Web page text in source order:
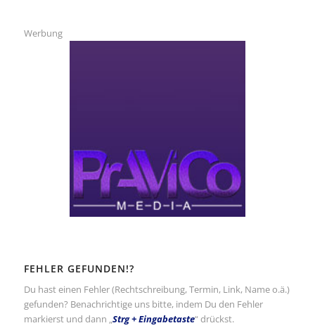
Werbung
FEHLER GEFUNDEN!?
Du hast einen Fehler (Rechtschreibung, Termin, Link, Name o.ä.)
gefunden? Benachrichtige uns bitte, indem Du den Fehler
markierst und dann „ Strg + Eingabetaste“ drückst.